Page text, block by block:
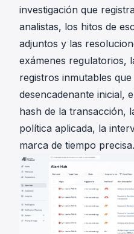
investigación que
analistas, los hitos de
adjuntos y las
exámenes regulatorios,
registros inmutables
desencadenante inicial,
hash de la transacción,
política aplicada, la
marca de tiempo precisa.